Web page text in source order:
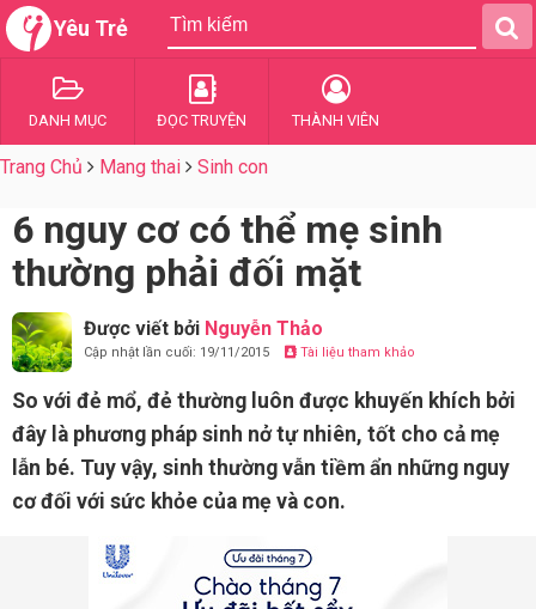
Yêu Trẻ
DANH MỤC ĐỌC TRUYỆN THÀNH VIÊN
Trang Chủ Mang thai Sinh con
6 nguy cơ có thể mẹ sinh
thường phải đối mặt
Được viết bởi Nguyễn Thảo
Cập nhật lần cuối: 19/11/2015 Tài liệu tham khảo
So với đẻ mổ, đẻ thường luôn được khuyến khích bởi
đây là phương pháp sinh nở tự nhiên, tốt cho cả mẹ
lẫn bé. Tuy vậy, sinh thường vẫn tiềm ẩn những nguy
cơ đối với sức khỏe của mẹ và con.